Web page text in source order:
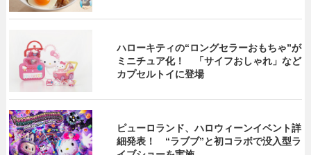
ハローキティの“ロングセラーおもちゃ”が
ミニチュア化！ 「サイフおしゃれ」など
カプセルトイに登場
ピューロランド、ハロウィーンイベント詳
細発表！ “ラブブ”と初コラボで没入型ラ